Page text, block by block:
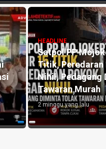
Komisi III DPRD
Klarifikasi
3, Sekolah
Pernah
Atribut
3 minggu yang lalu